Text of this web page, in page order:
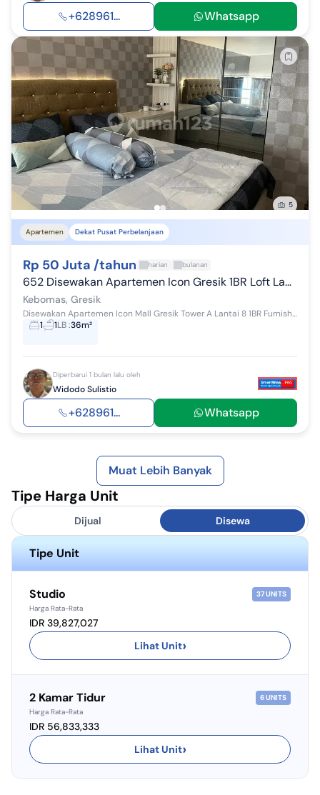
+628961... Whatsapp
5
Apartemen Dekat Pusat Perbelanjaan
Rp 50 Juta /tahun harian bulanan
652 Disewakan Apartemen Icon Gresik 1BR Loft Lantai 8 Furnished
Kebomas, Gresik
Disewakan Apartemen Icon Mall Gresik Tower A Lantai 8 1BR Furnished Tower A Lantai 8 Hadap Selatan View City Kondisi Furnished: - Sofa 2 seater -...
1
1LB:36m²
Diperbarui 1 bulan lalu oleh
Widodo Sulistio
+628961... Whatsapp
Muat Lebih Banyak
Tipe Harga Unit
Dijual Disewa
Tipe Unit
Studio 37UNITS
Harga Rata-Rata
IDR 39,827,027
Lihat Unit›
2 Kamar Tidur 6UNITS
Harga Rata-Rata
IDR 56,833,333
Lihat Unit›